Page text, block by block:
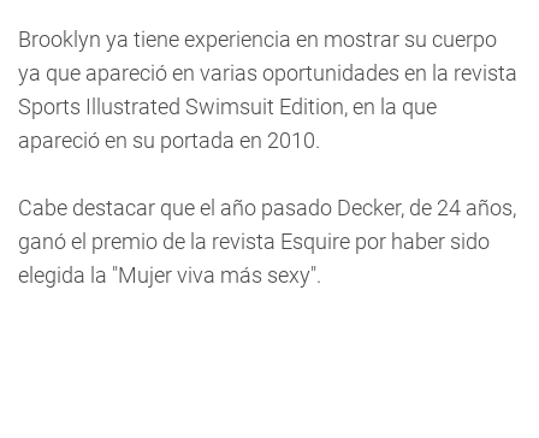
Brooklyn ya tiene experiencia en mostrar su cuerpo
ya que apareció en varias oportunidades en la revista
Sports Illustrated Swimsuit Edition, en la que
apareció en su portada en 2010.
Cabe destacar que el año pasado Decker, de 24 años,
ganó el premio de la revista Esquire por haber sido
elegida la "Mujer viva más sexy".